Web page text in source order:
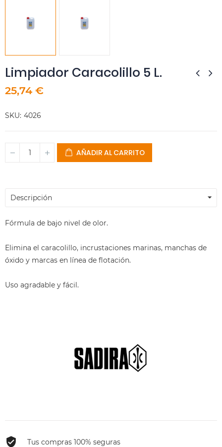
Limpiador Caracolillo 5 L.
25,74 €
SKU 4026
AÑADIR AL CARRITO
Descripción
Fórmula de bajo nivel de olor.
Elimina el caracolillo, incrustaciones marinas, manchas de
óxido y marcas en línea de flotación.
Uso agradable y fácil.
Tus compras 100% seguras